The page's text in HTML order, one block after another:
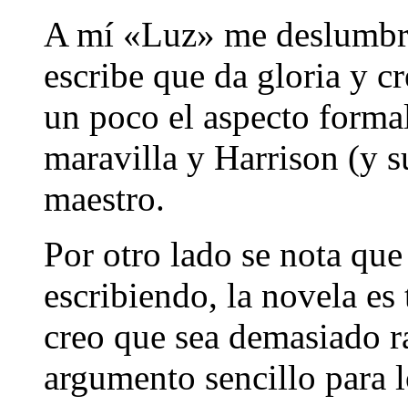
A mí «Luz» me
escribe que da gloria y
un poco el aspecto
maravilla y Harrison (y
maestro.
Por otro lado se nota
escribiendo, la novela
creo que sea demasiado
argumento sencillo para